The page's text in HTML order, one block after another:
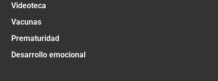
Videoteca
Vacunas
Prematuridad
Desarrollo emocional